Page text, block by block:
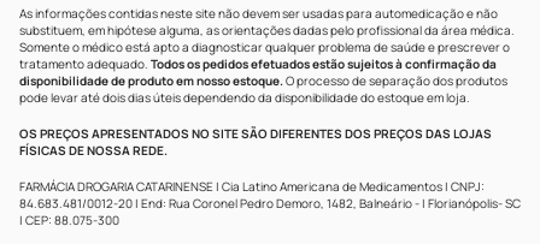
As informações contidas neste site não devem ser usadas para automedicação e não
substituem, em hipótese alguma, as orientações dadas pelo profissional da área médica.
Somente o médico está apto a diagnosticar qualquer problema de saúde e prescrever o
tratamento adequado. Todos os pedidos efetuados estão sujeitos à confirmação da
disponibilidade de produto em nosso estoque.O processo de separação dos produtos
pode levar até dois dias úteis dependendo da disponibilidade do estoque em loja.
OS PREÇOS APRESENTADOS NO SITE SÃO DIFERENTES DOS PREÇOS DAS LOJAS
FÍSICAS DE NOSSA REDE.
FARMÁCIA DROGARIA CATARINENSE | Cia Latino Americana de Medicamentos | CNPJ:
84.683.481/0012-20 | End: Rua Coronel Pedro Demoro, 1482, Balneário - | Florianópolis- SC
| CEP: 88.075-300